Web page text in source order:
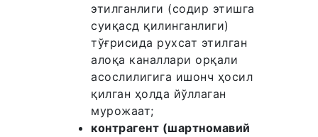
этилганлиги (содир этишга
суиқасд қилинганлиги)
тўғрисида рухсат этилган
алоқа каналлари орқали
асослилигига ишонч ҳосил
қилган ҳолда йўллаган
мурожаат;
контрагент (шартномавий